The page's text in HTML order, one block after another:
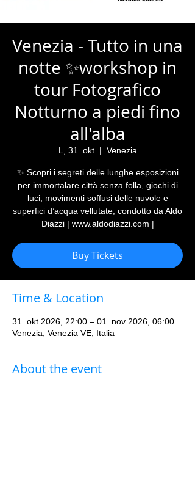
Venezia - Tutto in una
notte ✨workshop in
tour Fotografico
Notturno a piedi fino
all'alba
L, 31. okt
  |
Venezia
✨ Scopri i segreti delle lunghe esposizioni
per immortalare città senza folla, giochi di
luci, movimenti soffusi delle nuvole e
superfici d’acqua vellutate; condotto da Aldo
Diazzi | www.aldodiazzi.com |
Buy Tickets
Time & Location
31. okt 2026, 22:00 – 01. nov 2026, 06:00
Venezia, Venezia VE, Italia
About the event